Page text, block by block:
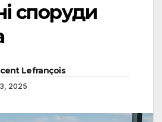
споруди
Lefrançois
2025